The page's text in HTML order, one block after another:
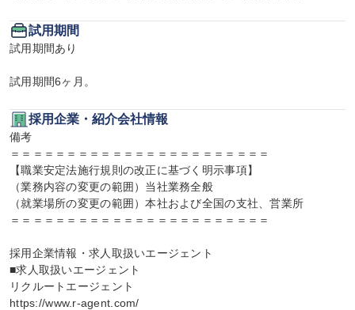
試用期間
試用期間あり
試用期間6ヶ月。
採用企業・紹介会社情報
備考
＝＝＝＝＝＝＝＝＝＝＝＝＝＝＝＝＝＝＝＝＝＝＝
【職業安定法施行規則の改正に基づく明示事項】
（業務内容の変更の範囲）当社業務全般
（就業場所の変更の範囲）本社および全国の支社、営業所
＝＝＝＝＝＝＝＝＝＝＝＝＝＝＝＝＝＝＝＝＝＝＝
採用企業情報・求人取扱いエージェント
■求人取扱いエージェント
リクルートエージェント
https://www.r-agent.com/